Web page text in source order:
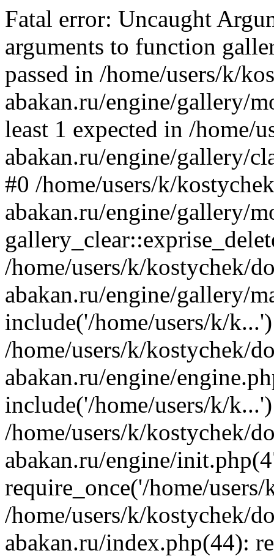
Fatal error: Uncaught
arguments to function
passed in /home/users/k/
abakan.ru/engine/gallery/
least 1 expected in /home/
abakan.ru/engine/gallery/
#0 /home/users/k/
abakan.ru/engine/gallery/
/home/users/k/kostychek/
abakan.ru/engine/gallery/
include('/home/users/k/
/home/users/k/kostychek/
abakan.ru/engine/
include('/home/users/k/
/home/users/k/kostychek/
abakan.ru/engine/
require_once('/home/
/home/users/k/kostychek/
abakan.ru/index.php(44):